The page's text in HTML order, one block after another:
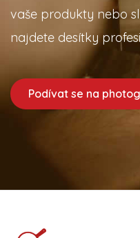
vaše produkty nebo
najdete desítky
Podívat se na